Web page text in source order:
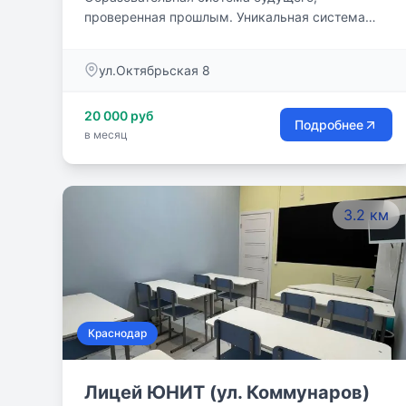
проверенная прошлым. Уникальная система
образования в сочетании с современными
ул.Октябрьская 8
20 000 руб
в месяц
Подробнее
3.2 км
Краснодар
Лицей ЮНИТ (ул. Коммунаров)